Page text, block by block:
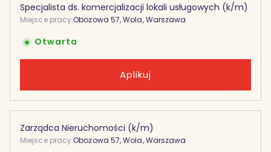
Specjalista ds. komercjalizacji lokali usługowych (k/m)
Miejsce pracy:Obozowa 57, Wola, Warszawa
Otwarta
Aplikuj
Zarządca Nieruchomości (k/m)
Miejsce pracy:Obozowa 57, Wola, Warszawa